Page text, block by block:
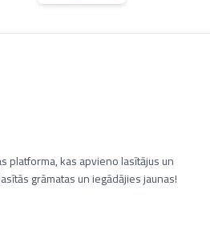
platforma, kas apvieno lasītājus un
grāmatas un iegādājies jaunas!